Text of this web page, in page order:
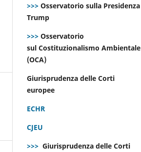
>>> Osservatorio sulla Presidenza
Trump
>>> Osservatorio
sul Costituzionalismo Ambientale
(OCA)
Giurisprudenza delle Corti
europee
ECHR
CJEU
>>> Giurisprudenza delle Corti